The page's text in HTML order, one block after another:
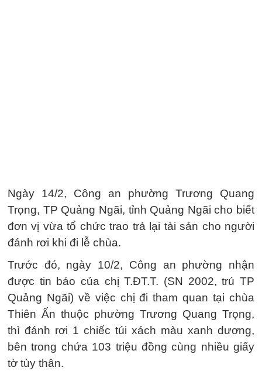
Ngày 14/2, Công an phường Trương Quang
Trọng, TP Quảng Ngãi, tỉnh Quảng Ngãi cho biết
đơn vị vừa tổ chức trao trả lại tài sản cho người
đánh rơi khi đi lễ chùa.
Trước đó, ngày 10/2, Công an phường nhận
được tin báo của chị T.ĐT.T. (SN 2002, trú TP
Quảng Ngãi) về việc chị đi tham quan tại chùa
Thiên Ấn thuộc phường Trương Quang Trọng,
thì đánh rơi 1 chiếc túi xách màu xanh dương,
bên trong chứa 103 triệu đồng cùng nhiều giấy
tờ tùy thân.